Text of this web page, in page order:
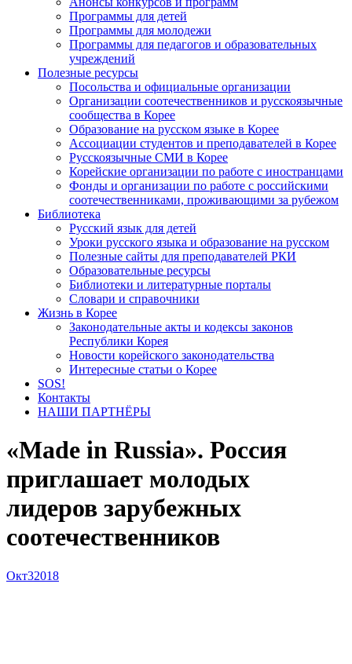
Программы для детей
Программы для молодежи
Программы для педагогов и образовательных
учреждений
Полезные ресурсы
Посольства и официальные организации
Организации соотечественников и русскоязычные
сообщества в Корее
Образование на русском языке в Корее
Ассоциации студентов и преподавателей в Корее
Русскоязычные СМИ в Корее
Корейские организации по работе с иностранцами
Фонды и организации по работе с российскими
соотечественниками, проживающими за рубежом
Библиотека
Русский язык для детей
Уроки русского языка и образование на русском
Полезные сайты для преподавателей РКИ
Образовательные ресурсы
Библиотеки и литературные порталы
Словари и справочники
Жизнь в Корее
Законодательные акты и кодексы законов
Республики Корея
Новости корейского законодательства
Интересные статьи о Корее
SOS!
Контакты
НАШИ ПАРТНЁРЫ
«Made in Russia». Россия
приглашает молодых
лидеров зарубежных
соотечественников
Окт32018